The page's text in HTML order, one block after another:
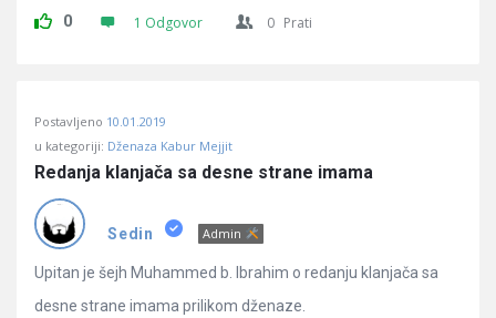
0 1 Odgovor 0 Prati
Postavljeno 10.01.2019
u kategoriji: Dženaza Kabur Mejjit
Redanja klanjača sa desne strane imama
Sedin Admin
Upitan je šejh Muhammed b. Ibrahim o redanju klanjača sa
desne strane imama prilikom dženaze.